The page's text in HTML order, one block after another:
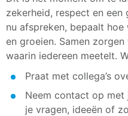
stoppen onder
vaste medewerker.
Een commissie die
contractuitbreiding en
eerlijk verlopen.
verlies van salaris.
BHV-vergoeding.
Vakbonden mogen
Communicatie van
schermen.
zekerheid, respect en
nu afspreken, bepaalt
en groeien. Samen
waarin iedereen meetelt.
Praat met collega’s
Neem contact op
je vragen, ideeën of